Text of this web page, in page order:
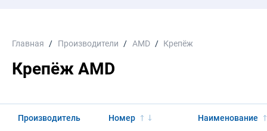
Главная Производители AMD Крепёж
Крепёж AMD
Производитель Номер Наименование